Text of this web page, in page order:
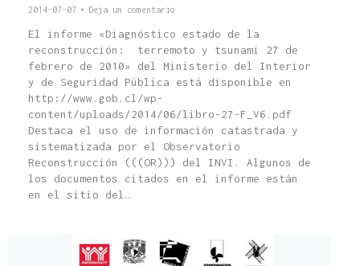
2014-07-07
Deja un comentario
El informe «Diagnóstico estado de la
‪‎reconstrucción‬: terremoto y tsunami 27 de
febrero de 2010» del Ministerio del Interior
y de Seguridad Pública está disponible en‬
http://www.gob.cl/wp-
content/uploads/2014/06/libro-27-F_V6.pdf
Destaca el uso de información catastrada y
sistematizada por el Observatorio
Reconstrucción (((OR))) del INVI. Algunos de
los documentos citados en el informe están
en el sitio del…